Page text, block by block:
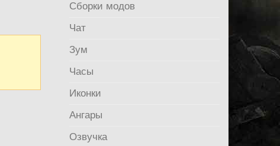
Сборки модов
Чат
Зум
Часы
Иконки
Ангары
Озвучка